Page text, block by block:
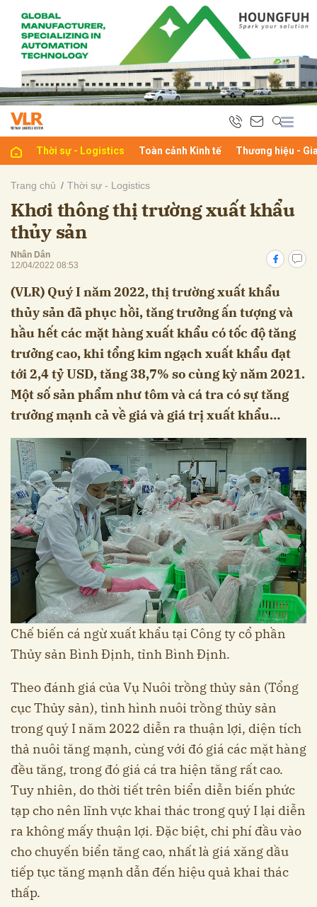
Thời sự - Logistics Toàn cảnh Kinh tế Thương hiệu -
Trang chủ Thời sự - Logistics
Khơi thông thị trường xuất khẩu
thủy sản
Nhân Dân
12/04/2022 08:53
(VLR) Quý I năm 2022, thị trường xuất khẩu
thủy sản đã phục hồi, tăng trưởng ấn tượng và
hầu hết các mặt hàng xuất khẩu có tốc độ tăng
trưởng cao, khi tổng kim ngạch xuất khẩu đạt
tới 2,4 tỷ USD, tăng 38,7% so cùng kỳ năm 2021.
Một số sản phẩm như tôm và cá tra có sự tăng
trưởng mạnh cả về giá và giá trị xuất khẩu…
Chế biến cá ngừ xuất khẩu tại Công ty cổ phần
Thủy sản Bình Định, tỉnh Bình Định.
Theo đánh giá của Vụ Nuôi trồng thủy sản (Tổng
cục Thủy sản), tình hình nuôi trồng thủy sản
trong quý I năm 2022 diễn ra thuận lợi, diện tích
thả nuôi tăng mạnh, cùng với đó giá các mặt hàng
đều tăng, trong đó giá cá tra hiện tăng rất cao.
Tuy nhiên, do thời tiết trên biển diễn biến phức
tạp cho nên lĩnh vực khai thác trong quý I lại diễn
ra không mấy thuận lợi. Đặc biệt, chi phí đầu vào
cho chuyến biển tăng cao, nhất là giá xăng dầu
tiếp tục tăng mạnh dẫn đến hiệu quả khai thác
thấp.
luận
Hủy